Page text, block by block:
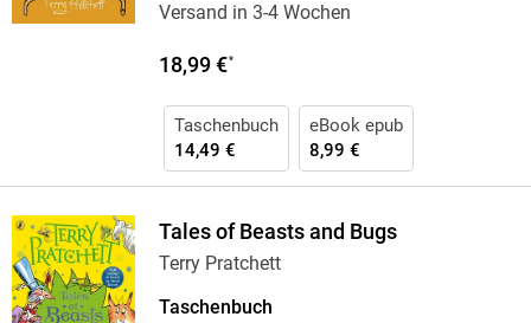
Versand in 3-4 Wochen
18,99 €*
Taschenbuch
14,49 €
eBook epub
8,99 €
Tales of Beasts and Bugs
Terry Pratchett
Taschenbuch